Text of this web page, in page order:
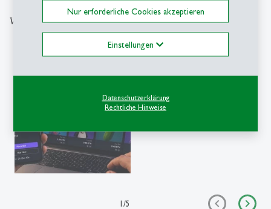
Nur erforderliche Cookies akzeptieren
Einstellungen
Datenschutzerklärung
Rechtliche Hinweise
Weitere Beiträge aus der gleichen Kategorie
Finanzmärkte der
Zukunft: Der NFT-
Markt als Labor der
1/5